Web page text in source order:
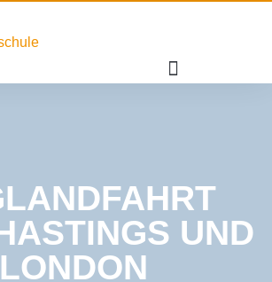
UND
LONDON